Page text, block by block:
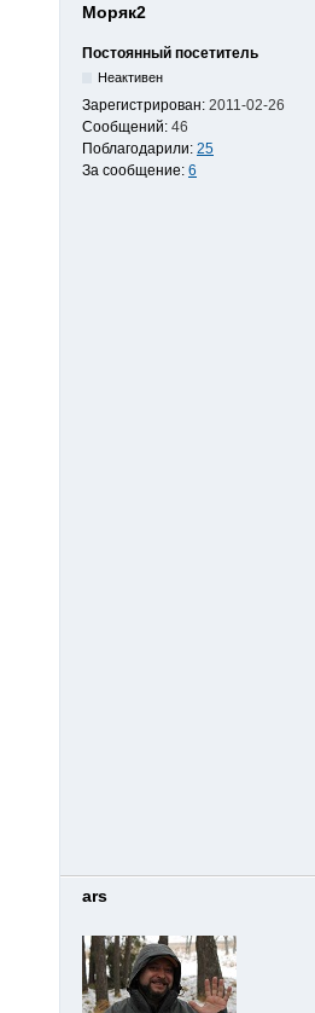
Моряк2
Постоянный посетитель
Неактивен
Зарегистрирован: 2011-02-26
Сообщений: 46
Поблагодарили: 25
За сообщение: 6
ars